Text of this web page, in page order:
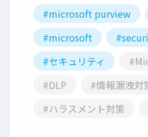
#microsoft purview
#microsoft
#セキュリティ
#DLP
#情報漏洩対
#ハラスメント対策